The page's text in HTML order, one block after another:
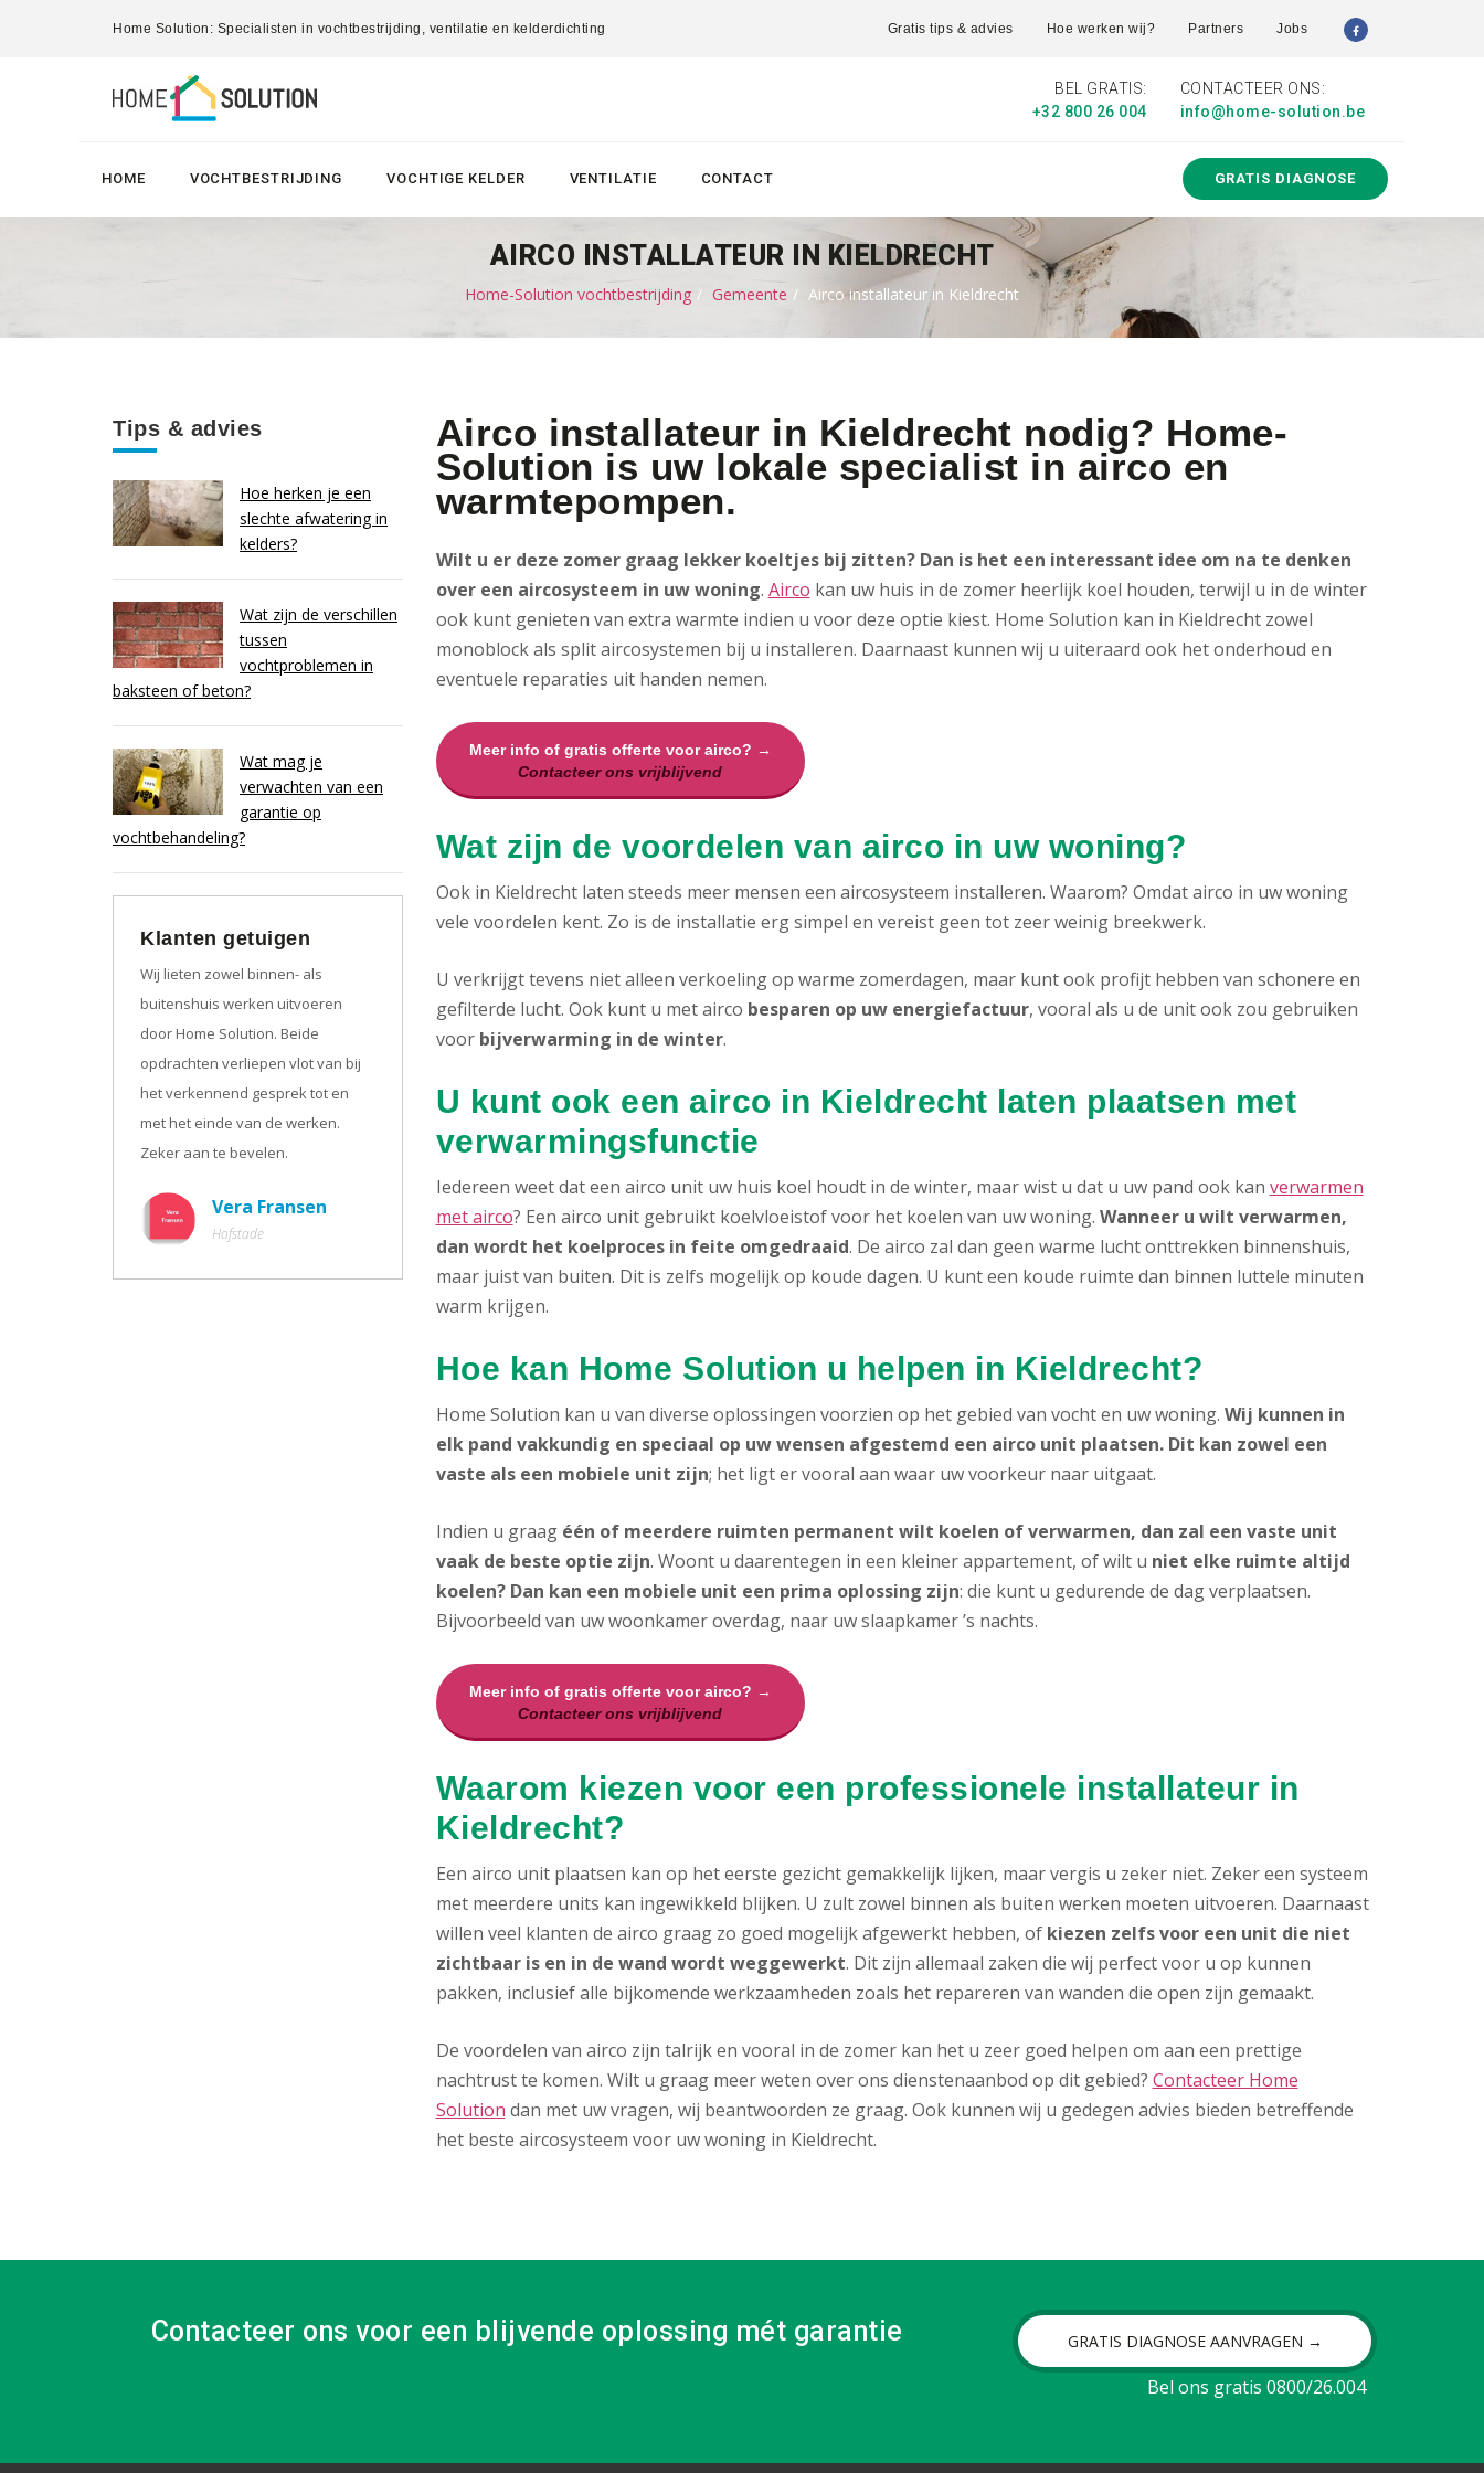
Home Solution: Specialisten in vochtbestrijding, ventilatie en kelderdichting Gratis tips & advies Hoe werken wij? Partners Jobs
BEL GRATIS:
+32 800 26 004
CONTACTEER ONS:
info@home-solution.be
HOME VOCHTBESTRIJDING VOCHTIGE KELDER VENTILATIE CONTACT GRATIS DIAGNOSE
AIRCO INSTALLATEUR IN KIELDRECHT
Home-Solution vochtbestrijding Gemeente Airco installateur in Kieldrecht
Tips & advies
Hoe herken je een
slechte afwatering in
kelders?
Wat zijn de verschillen
tussen
vochtproblemen in
baksteen of beton?
Wat mag je
verwachten van een
garantie op
vochtbehandeling?
Klanten getuigen
Wij lieten zowel binnen- als
buitenshuis werken uitvoeren
door Home Solution. Beide
opdrachten verliepen vlot van bij
het verkennend gesprek tot en
met het einde van de werken.
Zeker aan te bevelen.
Vera Fransen
Hofstade
Airco installateur in Kieldrecht nodig? Home-
Solution is uw lokale specialist in airco en
warmtepompen.
Wilt u er deze zomer graag lekker koeltjes bij zitten? Dan is het een interessant idee om na te denken
over een aircosysteem in uw woning. Airco kan uw huis in de zomer heerlijk koel houden, terwijl u in de winter
ook kunt genieten van extra warmte indien u voor deze optie kiest. Home Solution kan in Kieldrecht zowel
monoblock als split aircosystemen bij u installeren. Daarnaast kunnen wij u uiteraard ook het onderhoud en
eventuele reparaties uit handen nemen.
Meer info of gratis offerte voor airco? →
Contacteer ons vrijblijvend
Wat zijn de voordelen van airco in uw woning?
Ook in Kieldrecht laten steeds meer mensen een aircosysteem installeren. Waarom? Omdat airco in uw woning
vele voordelen kent. Zo is de installatie erg simpel en vereist geen tot zeer weinig breekwerk.
U verkrijgt tevens niet alleen verkoeling op warme zomerdagen, maar kunt ook profijt hebben van schonere en
gefilterde lucht. Ook kunt u met airco besparen op uw energiefactuur, vooral als u de unit ook zou gebruiken
voor bijverwarming in de winter.
U kunt ook een airco in Kieldrecht laten plaatsen met
verwarmingsfunctie
Iedereen weet dat een airco unit uw huis koel houdt in de winter, maar wist u dat u uw pand ook kan verwarmen
met airco? Een airco unit gebruikt koelvloeistof voor het koelen van uw woning. Wanneer u wilt verwarmen,
dan wordt het koelproces in feite omgedraaid. De airco zal dan geen warme lucht onttrekken binnenshuis,
maar juist van buiten. Dit is zelfs mogelijk op koude dagen. U kunt een koude ruimte dan binnen luttele minuten
warm krijgen.
Hoe kan Home Solution u helpen in Kieldrecht?
Home Solution kan u van diverse oplossingen voorzien op het gebied van vocht en uw woning. Wij kunnen in
elk pand vakkundig en speciaal op uw wensen afgestemd een airco unit plaatsen. Dit kan zowel een
vaste als een mobiele unit zijn; het ligt er vooral aan waar uw voorkeur naar uitgaat.
Indien u graag één of meerdere ruimten permanent wilt koelen of verwarmen, dan zal een vaste unit
vaak de beste optie zijn. Woont u daarentegen in een kleiner appartement, of wilt u niet elke ruimte altijd
koelen? Dan kan een mobiele unit een prima oplossing zijn: die kunt u gedurende de dag verplaatsen.
Bijvoorbeeld van uw woonkamer overdag, naar uw slaapkamer ’s nachts.
Meer info of gratis offerte voor airco? →
Contacteer ons vrijblijvend
Waarom kiezen voor een professionele installateur in
Kieldrecht?
Een airco unit plaatsen kan op het eerste gezicht gemakkelijk lijken, maar vergis u zeker niet. Zeker een systeem
met meerdere units kan ingewikkeld blijken. U zult zowel binnen als buiten werken moeten uitvoeren. Daarnaast
willen veel klanten de airco graag zo goed mogelijk afgewerkt hebben, of kiezen zelfs voor een unit die niet
zichtbaar is en in de wand wordt weggewerkt. Dit zijn allemaal zaken die wij perfect voor u op kunnen
pakken, inclusief alle bijkomende werkzaamheden zoals het repareren van wanden die open zijn gemaakt.
De voordelen van airco zijn talrijk en vooral in de zomer kan het u zeer goed helpen om aan een prettige
nachtrust te komen. Wilt u graag meer weten over ons dienstenaanbod op dit gebied? Contacteer Home
Solution dan met uw vragen, wij beantwoorden ze graag. Ook kunnen wij u gedegen advies bieden betreffende
het beste aircosysteem voor uw woning in Kieldrecht.
Contacteer ons voor een blijvende oplossing mét garantie GRATIS DIAGNOSE AANVRAGEN →
Bel ons gratis 0800/26.004